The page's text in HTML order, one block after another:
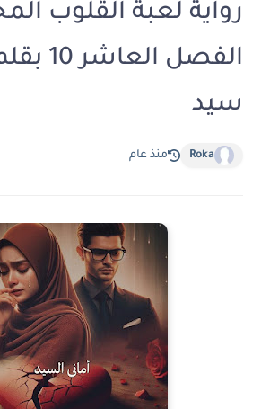
رواية لعبة القلوب
الفصل
سيد
Roka منذ عام